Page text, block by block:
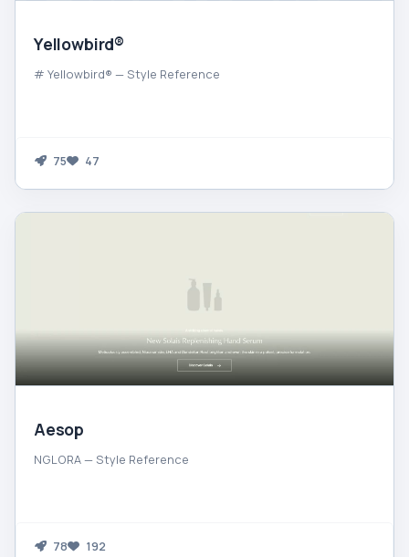
Yellowbird®
# Yellowbird® — Style Reference
75 47
Aesop
NGLORA — Style Reference
78 192